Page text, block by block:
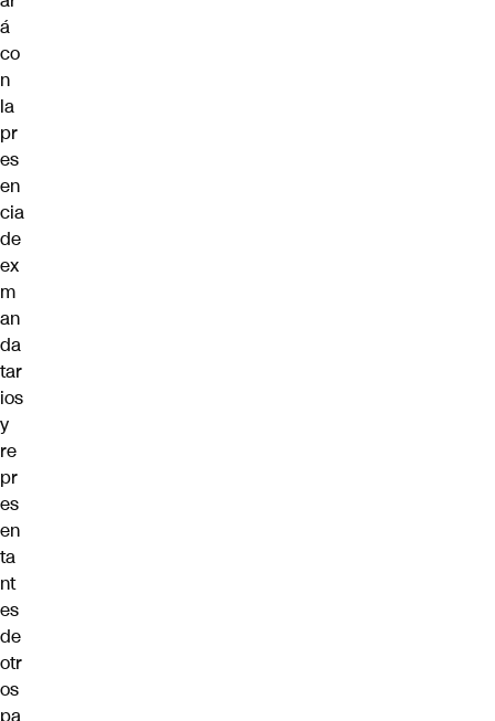
á
co
n
la
pr
es
en
cia
de
ex
m
an
da
tar
ios
y
re
pr
es
en
ta
nt
es
de
otr
os
pa